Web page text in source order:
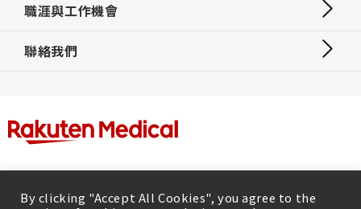
職涯與工作機會
聯絡我們
By clicking "Accept All Cookies", you agree to the